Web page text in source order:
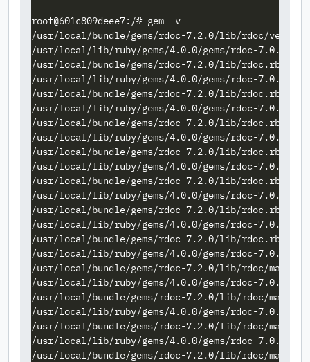
root@601c809deee7:/# gem -v
/usr/local/bundle/gems/rdoc-7.2.0/lib/rdoc/
/usr/local/lib/ruby/gems/4.0.0/gems/rdoc-7.0.3/
/usr/local/bundle/gems/rdoc-7.2.0/lib/rdoc.rb:68:
/usr/local/lib/ruby/gems/4.0.0/gems/rdoc-7.0.3/
/usr/local/bundle/gems/rdoc-7.2.0/lib/rdoc.rb:74:
/usr/local/lib/ruby/gems/4.0.0/gems/rdoc-7.0.3/lib/
/usr/local/bundle/gems/rdoc-7.2.0/lib/rdoc.rb:79:
/usr/local/lib/ruby/gems/4.0.0/gems/rdoc-7.0.3/lib/
/usr/local/bundle/gems/rdoc-7.2.0/lib/rdoc.rb:84:
/usr/local/lib/ruby/gems/4.0.0/gems/rdoc-7.0.3/lib/
/usr/local/bundle/gems/rdoc-7.2.0/lib/rdoc.rb:89:
/usr/local/lib/ruby/gems/4.0.0/gems/rdoc-7.0.3/lib/
/usr/local/bundle/gems/rdoc-7.2.0/lib/rdoc.rb:94:
/usr/local/lib/ruby/gems/4.0.0/gems/rdoc-7.0.3/lib/
/usr/local/bundle/gems/rdoc-7.2.0/lib/rdoc.rb:99:
/usr/local/lib/ruby/gems/4.0.0/gems/rdoc-7.0.3/lib/
/usr/local/bundle/gems/rdoc-7.2.0/lib/rdoc/
/usr/local/lib/ruby/gems/4.0.0/gems/rdoc-7.0.3/
/usr/local/bundle/gems/rdoc-7.2.0/lib/rdoc/
/usr/local/lib/ruby/gems/4.0.0/gems/rdoc-7.0.3/lib/
/usr/local/bundle/gems/rdoc-7.2.0/lib/rdoc/
/usr/local/lib/ruby/gems/4.0.0/gems/rdoc-7.0.3/
/usr/local/bundle/gems/rdoc-7.2.0/lib/rdoc/